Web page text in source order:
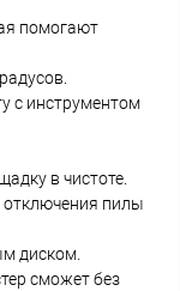
помогают
с инструментом
в чистоте.
отключения пилы
диском.
сможет без